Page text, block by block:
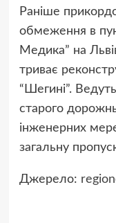
Раніше
обмеження в
Медика” на
триває
“Шегині”.
старого
інженерних
загальну
Джерело: